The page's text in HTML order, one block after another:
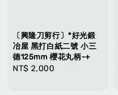
〔興隆刀剪行〕*好光鍛
冶屋 黑打白紙二號 小三
德125mm 櫻花丸柄-+
Regular
NT$ 2,000